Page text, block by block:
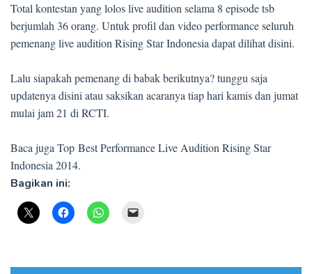
Total kontestan yang lolos live audition selama 8 episode tsb
berjumlah 36 orang. Untuk profil dan video performance seluruh
pemenang live audition Rising Star Indonesia dapat dilihat disini.
Lalu siapakah pemenang di babak berikutnya? tunggu saja
updatenya disini atau saksikan acaranya tiap hari kamis dan jumat
mulai jam 21 di RCTI.
Baca juga Top Best Performance Live Audition Rising Star
Indonesia 2014.
Bagikan ini: